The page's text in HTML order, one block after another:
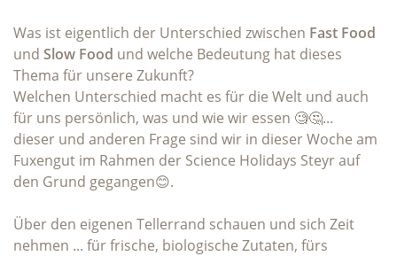
Was ist eigentlich der Unterschied zwischen Fast Food
und Slow Food und welche Bedeutung hat dieses
Thema für unsere Zukunft?
Welchen Unterschied macht es für die Welt und auch
für uns persönlich, was und wie wir essen 🧐🤔...
dieser und anderen Frage sind wir in dieser Woche am
Fuxengut im Rahmen der Science Holidays Steyr auf
den Grund gegangen😊.
Über den eigenen Tellerrand schauen und sich Zeit
nehmen ... für frische, biologische Zutaten, fürs